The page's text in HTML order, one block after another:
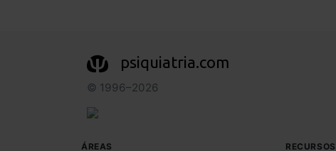
psiquiatria.com
© 1996–2026
ÁREAS RECURSOS